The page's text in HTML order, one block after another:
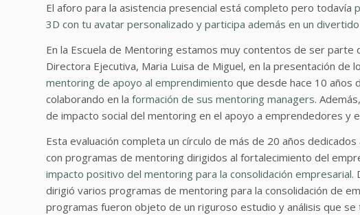
El aforo para la asistencia presencial está completo pero todavía
3D con tu avatar personalizado y participa además en un
En la Escuela de Mentoring estamos muy contentos de ser
Directora Ejecutiva, Maria Luisa de Miguel, en la presentación de
mentoring de apoyo al emprendimiento que desde hace 10 años
colaborando en la formación de sus mentoring managers.
de impacto social del mentoring en el apoyo a emprendedores y
Esta evaluación completa un círculo de más de 20 años
con programas de mentoring dirigidos al fortalecimiento del
impacto positivo del mentoring para la consolidación empresarial.
dirigió varios programas de mentoring para la consolidación de
programas fueron objeto de un riguroso estudio y análisis que